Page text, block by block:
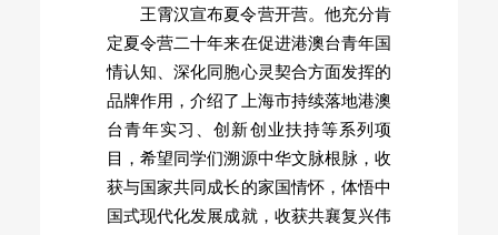
王霄汉宣布夏令营开营。他充分肯
定夏令营二十年来在促进港澳台青年国
情认知、深化同胞心灵契合方面发挥的
品牌作用，介绍了上海市持续落地港澳
台青年实习、创新创业扶持等系列项
目，希望同学们溯源中华文脉根脉，收
获与国家共同成长的家国情怀，体悟中
国式现代化发展成就，收获共襄复兴伟